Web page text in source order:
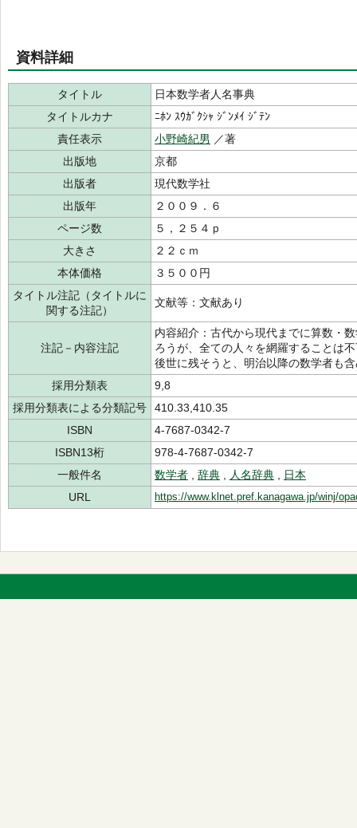
資料詳細
タイトル
日本数学者人名事典
タイトルカナ
ﾆﾎﾝ ｽｳｶﾞｸｼｬ ｼﾞﾝﾒｲ ｼﾞﾃﾝ
責任表示
小野崎紀男 ／著
出版地
京都
出版者
現代数学社
出版年
２００９．６
ページ数
５，２５４ｐ
大きさ
２２ｃｍ
本体価格
３５００円
タイトル注記（タイトルに
関する注記）
文献等：文献あり
注記－内容注記
内容紹介：古代から現代までに算数・
ろうが、全ての人々を網羅することは
後世に残そうと、明治以降の数学者も
採用分類表
9,8
採用分類表による分類記号
410.33,410.35
ISBN
4-7687-0342-7
ISBN13桁
978-4-7687-0342-7
一般件名
数学者 辞典 人名辞典
日本
URL
https://www.klnet.pref.kanagawa.jp/winj/